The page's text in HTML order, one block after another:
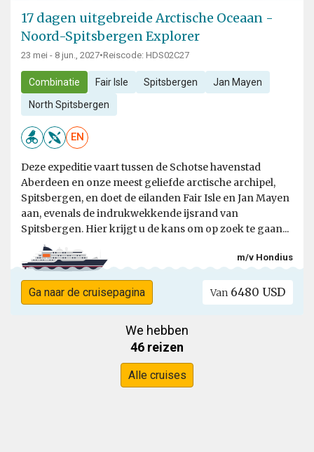
17 dagen uitgebreide Arctische Oceaan -
Noord-Spitsbergen Explorer
23 mei - 8 jun., 2027•Reiscode: HDS02C27
Combinatie Fair Isle Spitsbergen Jan Mayen
North Spitsbergen
EN
Deze expeditie vaart tussen de Schotse havenstad
Aberdeen en onze meest geliefde arctische archipel,
Spitsbergen, en doet de eilanden Fair Isle en Jan Mayen
aan, evenals de indrukwekkende ijsrand van
Spitsbergen. Hier krijgt u de kans om op zoek te gaan...
m/v Hondius
Ga naar de cruisepagina Van 6480 USD
We hebben
46 reizen
Alle cruises